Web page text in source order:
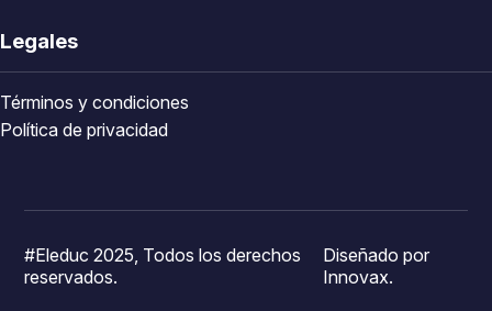
Legales
Términos y condiciones
Política de privacidad
#Eleduc 2025, Todos los derechos
reservados.
Diseñado por
Innovax.